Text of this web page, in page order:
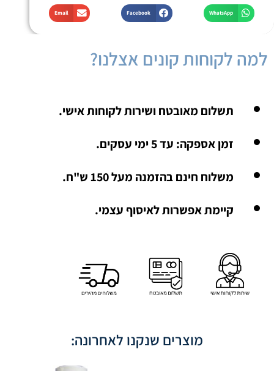
WhatsApp
Facebook
Email
למה לקוחות קונים אצלנו?
תשלום מאובטח ושירות לקוחות אישי.
זמן אספקה: עד 5 ימי עסקים.
משלוח חינם בהזמנה מעל 150 ש"ח.
קיימת אפשרות לאיסוף עצמי.
מוצרים שנקנו לאחרונה: